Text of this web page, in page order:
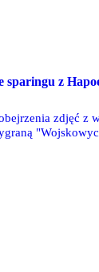
sparingu z
zdjęć z